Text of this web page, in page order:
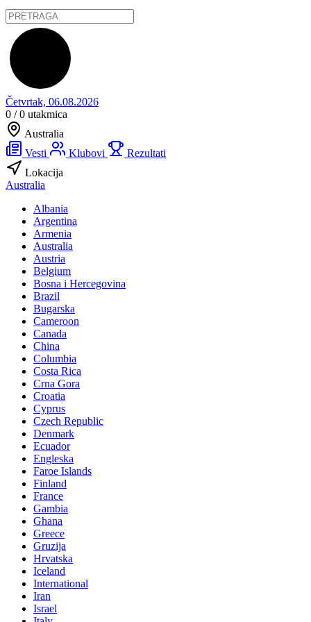
Četvrtak, 06.08.2026
0 / 0 utakmica
Australia
Vesti
Klubovi
Rezultati
Lokacija
Australia
Albania
Argentina
Armenia
Australia
Austria
Belgium
Bosna i Hercegovina
Brazil
Bugarska
Cameroon
Canada
China
Columbia
Costa Rica
Crna Gora
Croatia
Cyprus
Czech Republic
Denmark
Ecuador
Engleska
Faroe Islands
Finland
France
Gambia
Ghana
Greece
Gruzija
Hrvatska
Iceland
International
Iran
Israel